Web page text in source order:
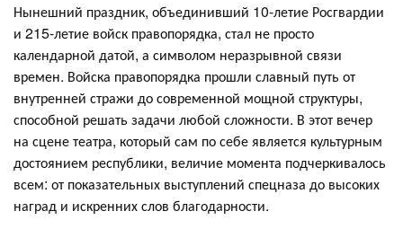
Нынешний праздник, объединивший 10-летие Росгвардии
и 215-летие войск правопорядка, стал не просто
календарной датой, а символом неразрывной связи
времен. Войска правопорядка прошли славный путь от
внутренней стражи до современной мощной структуры,
способной решать задачи любой сложности. В этот вечер
на сцене театра, который сам по себе является культурным
достоянием республики, величие момента подчеркивалось
всем: от показательных выступлений спецназа до высоких
наград и искренних слов благодарности.